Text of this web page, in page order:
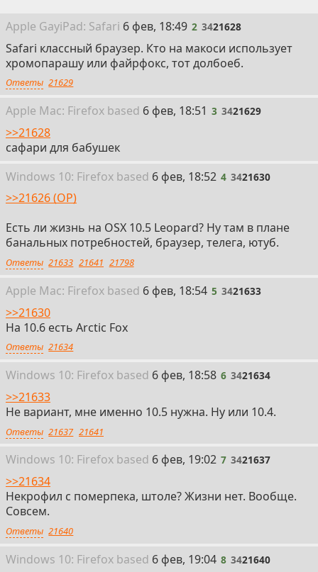
Apple GayiPad: Safari 2
6 фев, 18:49 2 3421628
Safari классный браузер. Кто на макоси использует
хромопарашу или файрфокс, тот долбоеб.
Ответы 21629
Apple Mac: Firefox based 3
6 фев, 18:51 3 3421629
>>21628
сафари для бабушек
Windows 10: Firefox based 4
6 фев, 18:52 4 3421630
>>21626 (OP)
Есть ли жизнь на OSX 10.5 Leopard? Ну там в плане
банальных потребностей, браузер, телега, ютуб.
Ответы 21633 21641 21798
Apple Mac: Firefox based 5
6 фев, 18:54 5 3421633
>>21630
На 10.6 есть Arctic Fox
Ответы 21634
Windows 10: Firefox based 6
6 фев, 18:58 6 3421634
>>21633
Не вариант, мне именно 10.5 нужна. Ну или 10.4.
Ответы 21637 21641
Windows 10: Firefox based 7
6 фев, 19:02 7 3421637
>>21634
Некрофил с померпека, штоле? Жизни нет. Вообще.
Совсем.
Ответы 21640
Windows 10: Firefox based 8
6 фев, 19:04 8 3421640